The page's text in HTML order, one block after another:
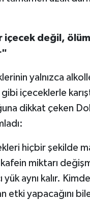
içecek değil,
yalnızca
içeceklerle
dikkat çeken
hiçbir şekilde
miktarı
yük aynı kalır.
etki yapacağını